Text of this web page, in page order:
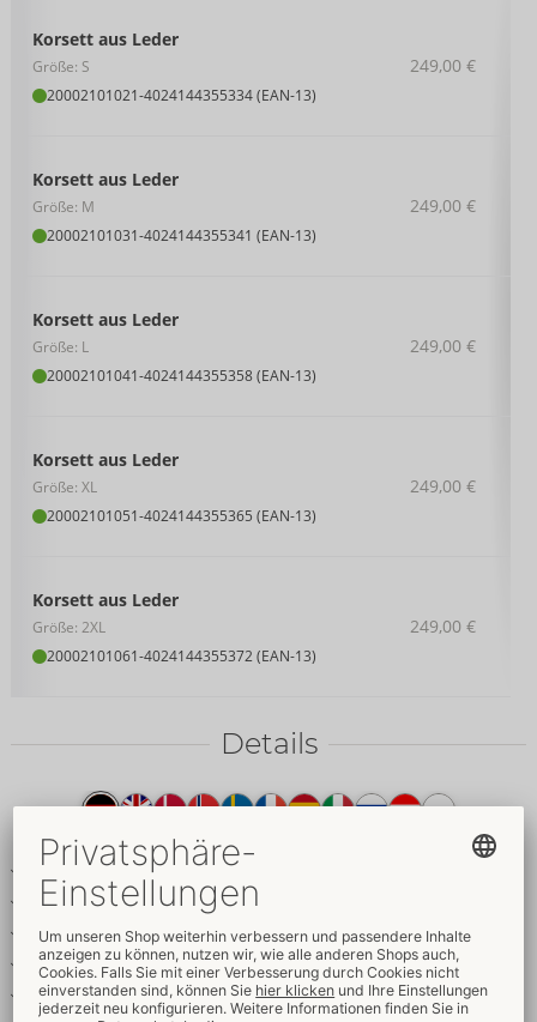
Korsett aus Leder
Größe: S
20002101021-4024144355334 (EAN-13)
249,00 €
Korsett aus Leder
Größe: M
20002101031-4024144355341 (EAN-13)
249,00 €
Korsett aus Leder
Größe: L
20002101041-4024144355358 (EAN-13)
249,00 €
Korsett aus Leder
Größe: XL
20002101051-4024144355365 (EAN-13)
249,00 €
Korsett aus Leder
Größe: 2XL
20002101061-4024144355372 (EAN-13)
249,00 €
Details
Produkttext
Trägerloses Vollbrust-Korsett
Aus weichem Lammnappa
Vorne Reißverschluss
Im Rücken offene variable Schnürung
Eingearbeitete Formstäbe